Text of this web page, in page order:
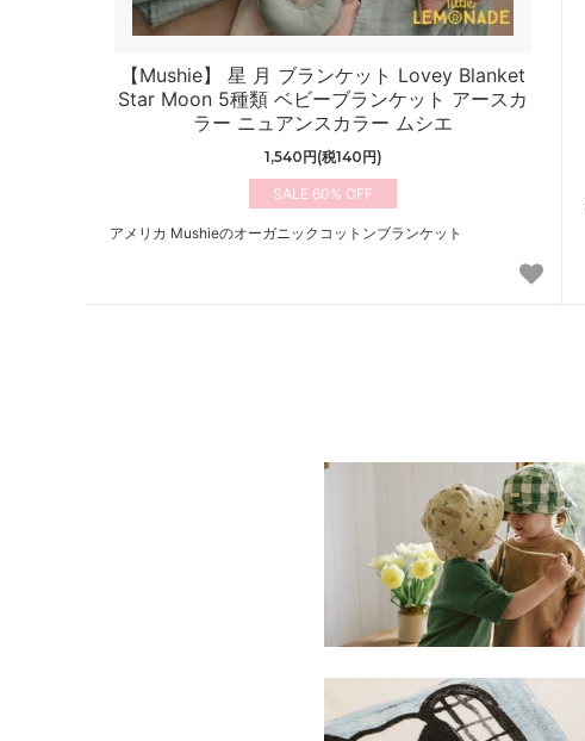
【Mushie】 星 月 ブランケット Lovey Blanket
Star Moon 5種類 ベビーブランケット アースカ
ラー ニュアンスカラー ムシエ
1,540円(税140円)
60%
アメリカ Mushieのオーガニックコットンブランケット